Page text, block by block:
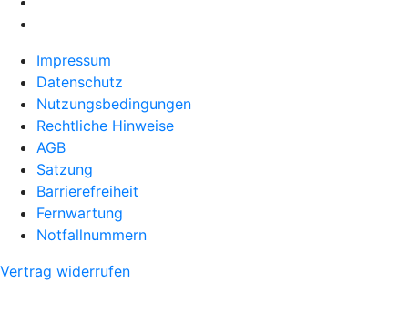
Impressum
Datenschutz
Nutzungsbedingungen
Rechtliche Hinweise
AGB
Satzung
Barrierefreiheit
Fernwartung
Notfallnummern
Vertrag widerrufen